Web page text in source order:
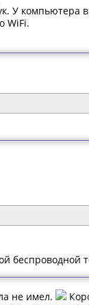
У компьютера
WiFi.
беспроводной
не имел.